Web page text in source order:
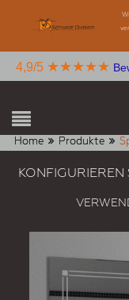
4,9/5 ★★★★★
Home Produkte